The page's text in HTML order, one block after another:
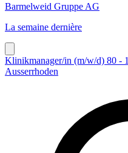
Barmelweid Gruppe AG
La semaine dernière
Klinikmanager/in (m/w/d) 80 -
Ausserrhoden